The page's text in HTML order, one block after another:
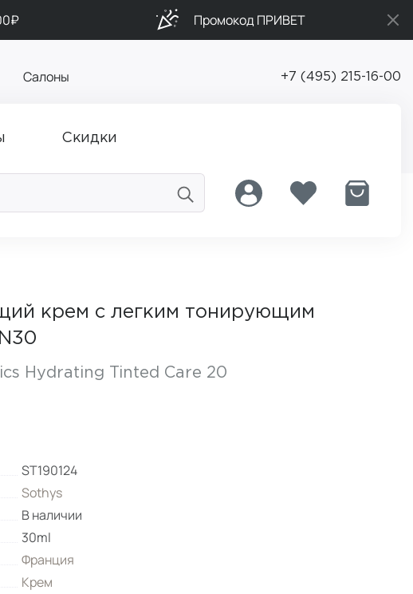
Промокод ПРИВЕТ
Салоны +7 (495) 215-16-00
Скидки
крем с легким тонирующим
Hydrating Tinted Care 20
ST190124
Sothys
В наличии
30ml
Франция
Крем